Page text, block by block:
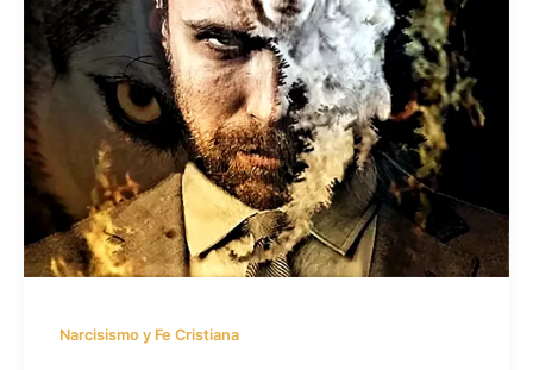
Narcisismo y Fe Cristiana